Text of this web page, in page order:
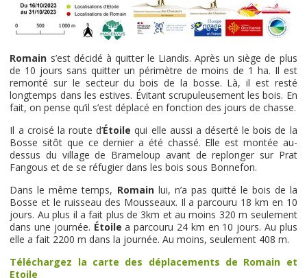
Romain s’est décidé à quitter le Liandis. Après un siège de plus
de 10 jours sans quitter un périmètre de moins de 1 ha. Il est
remonté sur le secteur du bois de la bosse. Là, il est resté
longtemps dans les estives. Évitant scrupuleusement les bois. En
fait, on pense qu’il s’est déplacé en fonction des jours de chasse.
Il a croisé la route d’Étoile qui elle aussi a déserté le bois de la
Bosse sitôt que ce dernier a été chassé. Elle est montée au-
dessus du village de Brameloup avant de replonger sur Prat
Fangous et de se réfugier dans les bois sous Bonnefon.
Dans le même temps, Romainlui, n’a pas quitté le bois de la
Bosse et le ruisseau des Mousseaux. Il a parcouru 18 km en 10
jours. Au plus il a fait plus de 3km et au moins 320 m seulement
dans une journée. Étoile a parcouru 24 km en 10 jours. Au plus
elle a fait 2200 m dans la journée. Au moins, seulement 408 m.
Téléchargez la carte des déplacements de Romain et
Etoile